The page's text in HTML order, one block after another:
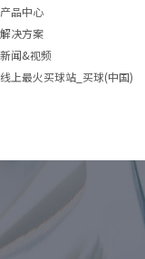
企业介绍
线上最火买球站_买球(中国)
服务&支持
产品中心
SM-II系列
高效果框专用机
制笔专用注塑成型机
解决方案
光学领域
制笔领域
白色家电行业
新闻&视频
企业新闻
线上最火买球站_买球(中国)